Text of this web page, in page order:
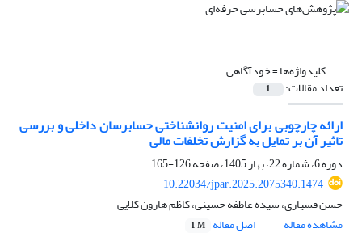
کلیدواژه‌ها =خودآگاهی
تعداد مقالات: 1
ارائه چارچوبی برای امنیت روانشناختی حسابرسان داخلی و بررسی
تاثیر آن بر تمایل به گزارش تخلفات مالی
دوره 6، شماره 22، بهار 1405، صفحه
126-165
10.22034/jpar.2025.2075340.1474
حسن قسیاری، سیده عاطفه حسینی، کاظم هارون کلایی
مشاهده مقاله
اصل مقاله 1 M